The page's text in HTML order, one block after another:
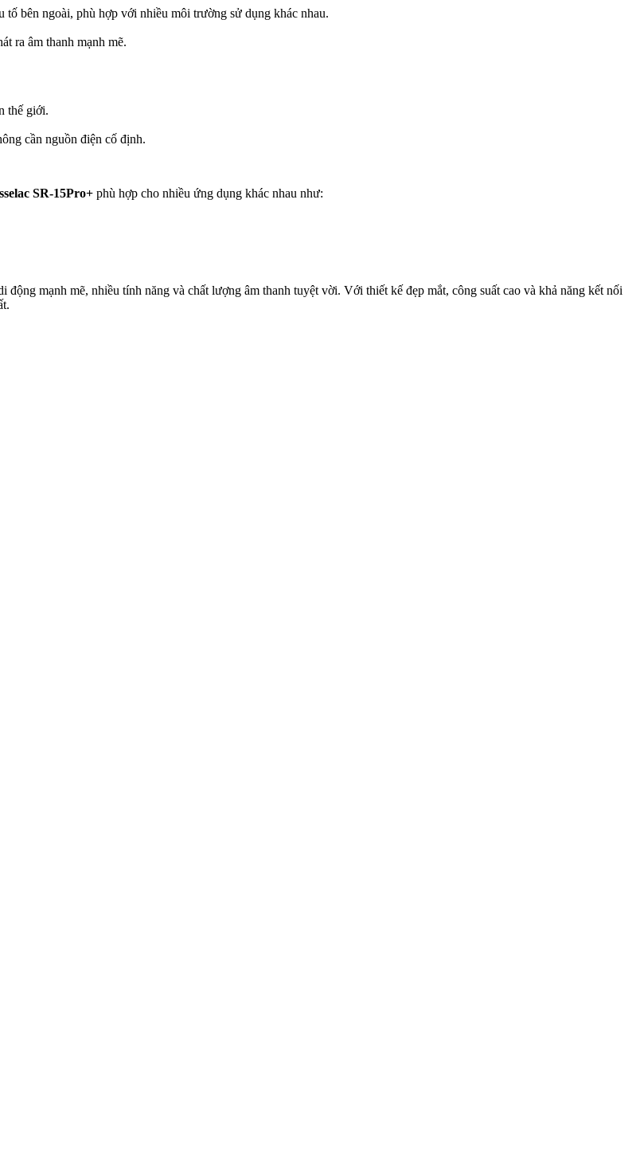
bên ngoài, phù hợp với nhiều môi trường sử dụng khác nhau.
ra âm thanh mạnh mẽ.
thế giới.
cần nguồn điện cố định.
SR-15Pro+ phù hợp cho nhiều ứng dụng khác nhau như:
động mạnh mẽ, nhiều tính năng và chất lượng âm thanh tuyệt vời. Với thiết kế đẹp mắt, công suất cao và khả năng kết nối